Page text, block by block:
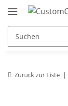
Zurück zur Liste